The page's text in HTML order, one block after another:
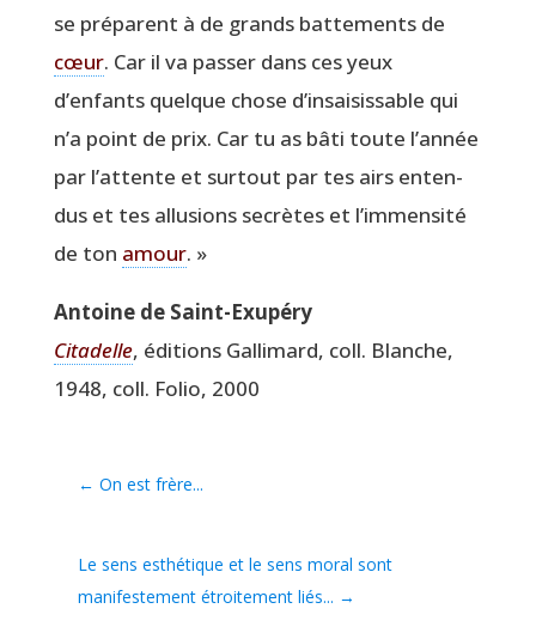
se pré­parent à de grands bat­te­ments de
cœur. Car il va pas­ser dans ces yeux
d’enfants quelque chose d’insaisissable qui
n’a point de prix. Car tu as bâti toute l’année
par l’attente et sur­tout par tes airs enten­
dus et tes allu­sions secrètes et l’immensité
de ton amour. »
Antoine de Saint-Exupéry
Cita­delle, édi­tions Gal­li­mard, coll. Blanche,
1948, coll. Folio, 2000
← On est frère...
Le sens esthétique et le sens moral sont
manifestement étroitement liés... →